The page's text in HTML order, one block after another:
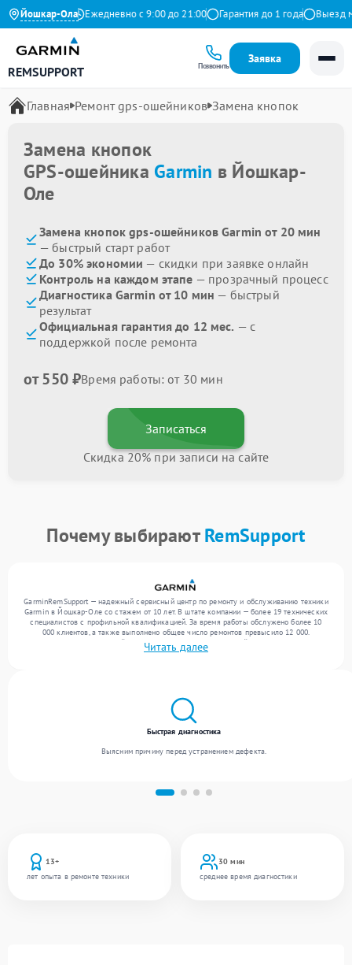
Йошкар-Ола
на Яндекс Ежедневно с 9:00 до 21:00 Гарантия до 1 года Выезд
REMSUPPORT Позвонить
Заявка
Главная Ремонт gps-ошейников Замена кнопок
Замена кнопок
GPS-ошейника Garmin в Йошкар-
Оле
Замена кнопок gps-ошейников Garmin от 20 мин
— быстрый старт работ
До 30% экономии — скидки при заявке онлайн
Контроль на каждом этапе — прозрачный процесс
Диагностика Garmin от 10 мин — быстрый
результат
Официальная гарантия до 12 мес. — с
поддержкой после ремонта
от 550 ₽Время работы: от 30 мин
Записаться
Скидка 20% при записи на сайте
Почему выбираютRemSupport
GarminRemSupport — надежный сервисный центр по ремонту и обслуживанию техники
Garmin в Йошкар-Оле со стажем от 10 лет. В штате компании — более 19 технических
специалистов с профильной квалификацией. За время работы обслужено более 10
000 клиентов, а также выполнено общее число ремонтов превысило 12 000.
Ежемесячно в сервисный центр поступает более 300 устройств, включая , , . Мы
выполняем ремонт различного уровня сложности и гарантируем высокое качество
Читать далее
13+
лет опыта в ремонте техники
30 мин
среднее время диагностики
Быстрая диагностика
Выясним причину перед устранением дефекта.